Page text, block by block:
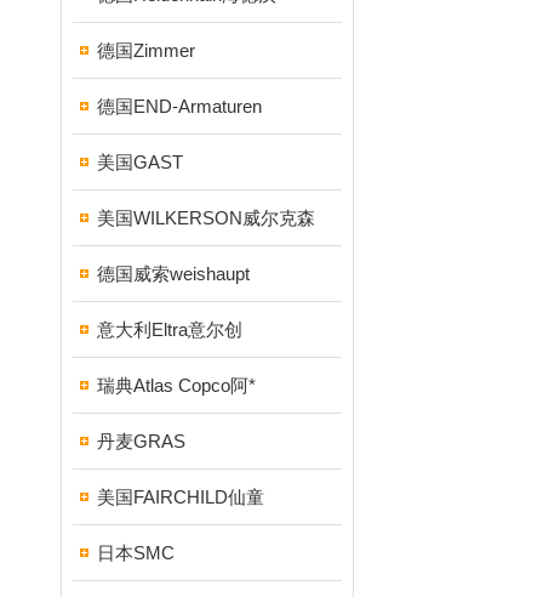
德国Zimmer
德国END-Armaturen
美国GAST
美国WILKERSON威尔克森
德国威索weishaupt
意大利Eltra意尔创
瑞典Atlas Copco阿*
丹麦GRAS
美国FAIRCHILD仙童
日本SMC